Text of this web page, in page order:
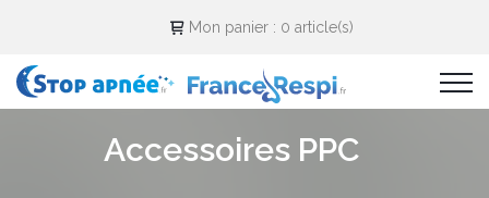
Mon panier : 0 article(s)
Accessoires PPC